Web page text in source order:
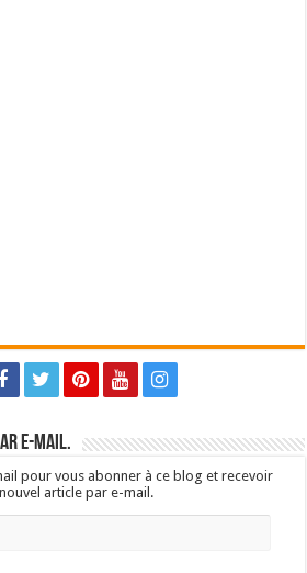
e-mail.
pour vous abonner à ce blog et recevoir
article par e-mail.